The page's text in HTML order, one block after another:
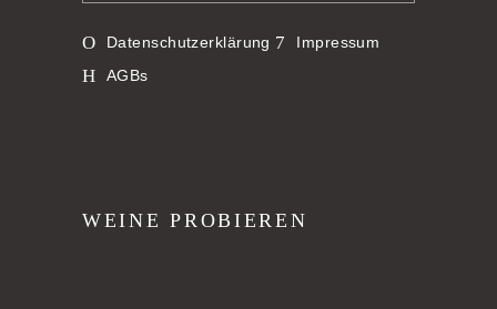
Datenschutzerklärung
Impressum
AGBs
WEINE PROBIEREN